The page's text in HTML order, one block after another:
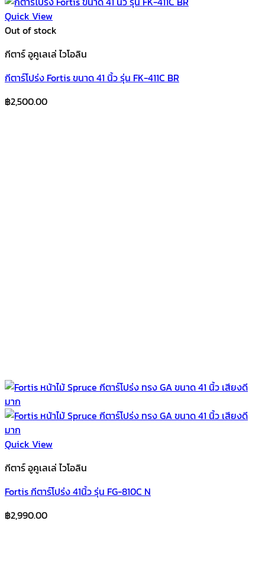
Quick View
Out of stock
กีตาร์ อูคูเลเล่ ไวโอลิน
กีตาร์โปร่ง Fortis ขนาด 41 นิ้ว รุ่น FK-411C BR
฿2,500.00
Quick View
กีตาร์ อูคูเลเล่ ไวโอลิน
Fortis กีตาร์โปร่ง 41นิ้ว รุ่น FG-810C N
฿2,990.00